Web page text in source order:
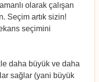
olarak çalışan
Seçim artık sizin!
seçimini
daha büyük ve daha
sağlar (yani büyük